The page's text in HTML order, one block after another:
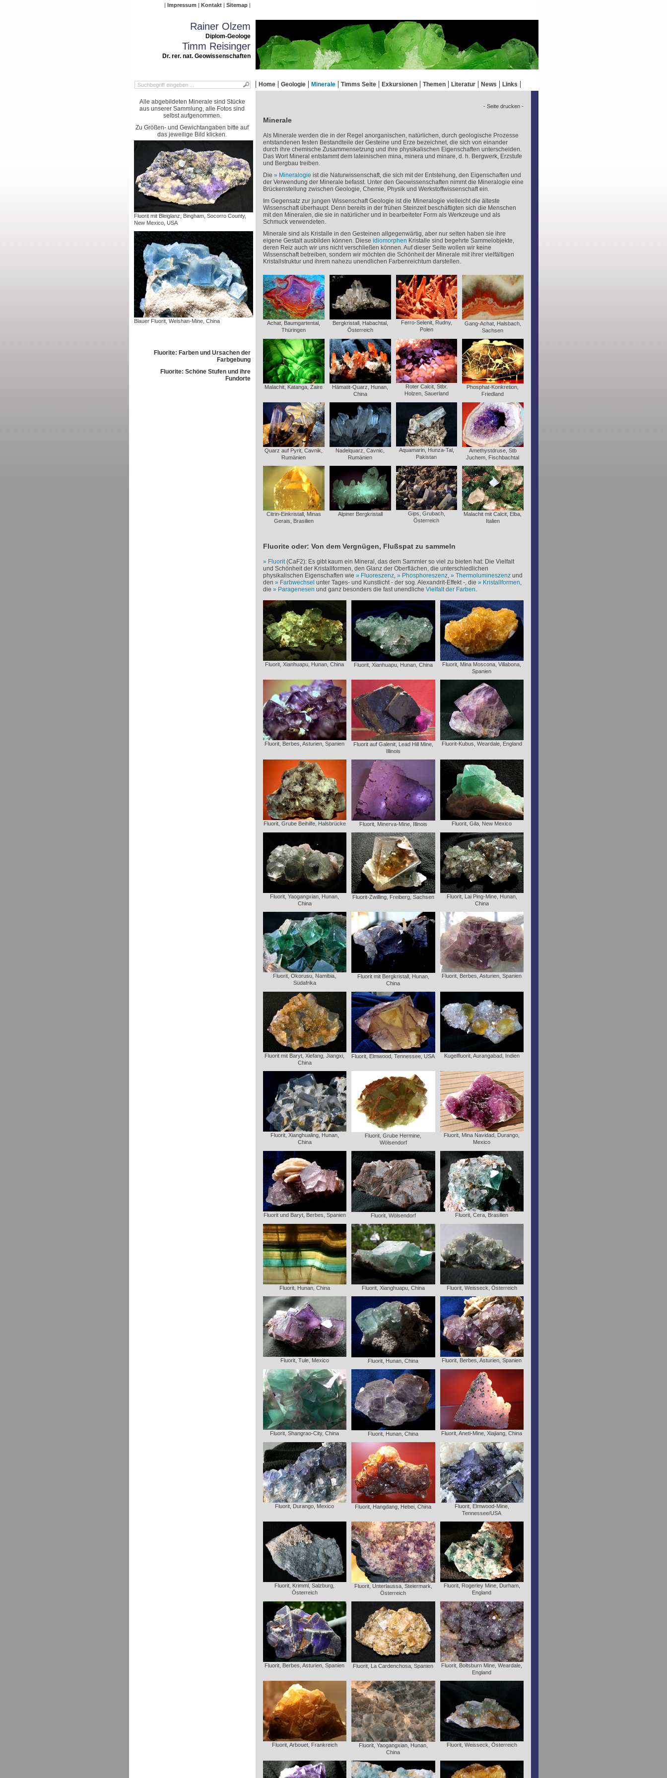
Impressum Kontakt Sitemap
Rainer Olzem
Diplom-Geologe
Timm Reisinger
Dr. rer. nat. Geowissenschaften
Home Geologie Minerale Timms Seite Exkursionen Themen Literatur News Links
Alle abgebildeten Minerale sind Stücke
aus unserer Sammlung, alle Fotos sind
selbst aufgenommen.
Zu Größen- und Gewichtangaben bitte auf
das jeweilige Bild klicken.
Fluorit mit Bleiglanz, Bingham, Socorro County,
New Mexico, USA
Blauer Fluorit, Weishan-Mine, China
Fluorite: Farben und Ursachen der
Farbgebung
Fluorite: Schöne Stufen und ihre
Fundorte
- Seite drucken -
Minerale
Als Minerale werden die in der Regel anorganischen, natürlichen, durch geologische Prozesse
entstandenen festen Bestandteile der Gesteine und Erze bezeichnet, die sich von einander
durch ihre chemische Zusammensetzung und ihre physikalischen Eigenschaften unterscheiden.
Das Wort Mineral entstammt dem lateinischen mina, minera und minare, d. h. Bergwerk, Erzstufe
und Bergbau treiben.
Die
Mineralogie ist die Naturwissenschaft, die sich mit der Entstehung, den Eigenschaften und
der Verwendung der Minerale befasst. Unter den Geowissenschaften nimmt die Mineralogie eine
Brückenstellung zwischen Geologie, Chemie, Physik und Werkstoffwissenschaft ein.
Im Gegensatz zur jungen Wissenschaft Geologie ist die Mineralogie vielleicht die älteste
Wissenschaft überhaupt. Denn bereits in der frühen Steinzeit beschäftigten sich die Menschen
mit den Mineralen, die sie in natürlicher und in bearbeiteter Form als Werkzeuge und als
Schmuck verwendeten.
Minerale sind als Kristalle in den Gesteinen allgegenwärtig, aber nur selten haben sie ihre
eigene Gestalt ausbilden können. Diese idiomorphen Kristalle sind begehrte Sammelobjekte,
deren Reiz auch wir uns nicht verschließen können. Auf dieser Seite wollen wir keine
Wissenschaft betreiben, sondern wir möchten die Schönheit der Minerale mit ihrer vielfältigen
Kristallstruktur und ihrem nahezu unendlichen Farbenreichtum darstellen.
Achat, Baumgartental,
Thüringen
Bergkristall, Habachtal,
Österreich
Ferro-Selenit, Rudny,
Polen
Gang-Achat, Halsbach,
Sachsen
Malachit, Katanga, Zaire
Hämatit-Quarz, Hunan,
China
Roter Calcit, Stbr.
Holzen, Sauerland
Phosphat-Konkretion,
Friedland
Quarz auf Pyrit, Cavnik,
Rumänien
Nadelquarz, Cavnic,
Rumänien
Aquamarin, Hunza-Tal,
Pakistan
Amethystdruse, Stb
Juchem, Fischbachtal
Citrin-Einkristall, Minas
Gerais, Brasilien
Alpiner Bergkristall
Gips, Grubach,
Österreich
Malachit mit Calcit, Elba,
Italien
Fluorite oder: Von dem Vergnügen, Flußspat zu sammeln
Fluorit(CaF2): Es gibt kaum ein Mineral, das dem Sammler so viel zu bieten hat: Die Vielfalt
und Schönheit der Kristallformen, den Glanz der Oberflächen, die unterschiedlichen
physikalischen Eigenschaften wie
Fluoreszenz, Phosphoreszenz, Thermolumineszenzund
den
Farbwechsel unter Tages- und Kunstlicht - der sog. Alexandrit-Effekt -, die Kristallformen,
die
Paragenesen und ganz besonders die fast unendliche Vielfalt der Farben.
Fluorit, Xianhuapu, Hunan, China Fluorit, Xianhuapu, Hunan, China
Fluorit, Mina Moscona, Villabona,
Spanien
Fluorit, Berbes, Asturien, Spanien
Fluorit auf Galenit, Lead Hill Mine,
Illinois
Fluorit-Kubus, Weardale, England
Fluorit, Grube Beihilfe, Halsbrücke Fluorit, Minerva-Mine, Illinois Fluorit, Gila, New Mexico
Fluorit, Yaogangxian, Hunan,
China
Fluorit-Zwilling, Freiberg, Sachsen
Fluorit, Lai Ping-Mine, Hunan,
China
Fluorit, Okorusu, Namibia,
Südafrika
Fluorit mit Bergkristall, Hunan,
China
Fluorit, Berbes, Asturien, Spanien
Fluorit mit Baryt, Xiefang, Jiangxi,
China
Fluorit, Elmwood, Tennessee, USA Kugelfluorit, Aurangabad, Indien
Fluorit, Xianghualing, Hunan,
China
Fluorit, Grube Hermine,
Wölsendorf
Fluorit, Mina Navidad, Durango,
Mexico
Fluorit und Baryt, Berbes, Spanien Fluorit, Wölsendorf Fluorit, Cera, Brasilien
Fluorit, Hunan, China Fluorit, Xianghuapu, China Fluorit, Weisseck, Österreich
Fluorit, Tule, Mexico Fluorit, Hunan, China Fluorit, Berbes, Asturien, Spanien
Fluorit, Shangrao-City, China Fluorit, Hunan, China Fluorit, Aneti-Mine, Xiajiang, China
Fluorit, Durango, Mexico Fluorit, Hangdang, Hebei, China
Fluorit, Elmwood-Mine,
Tennessee/USA
Fluorit, Krimml, Salzburg,
Österreich
Fluorit, Unterlaussa, Steiermark,
Österreich
Fluorit, Rogerley Mine, Durham,
England
Fluorit, Berbes, Asturien, Spanien Fluorit, La Cardenchosa, Spanien
Fluorit, Boltsburn Mine, Weardale,
England
Fluorit, Arbouet, Frankreich
Fluorit, Yaogangxian, Hunan,
China
Fluorit, Weisseck, Österreich